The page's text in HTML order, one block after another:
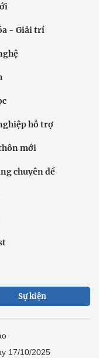
- Giải trí
hỗ trợ
mới
chuyên đề
Sự kiện
17/10/2025